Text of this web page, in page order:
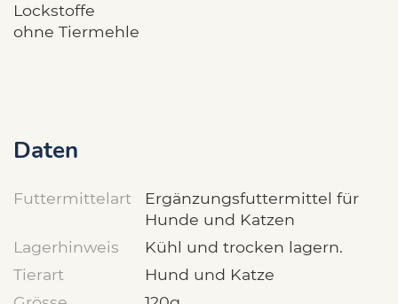
Lockstoffe
ohne Tiermehle
Daten
Futtermittelart
Ergänzungsfuttermittel für
Hunde und Katzen
Lagerhinweis
Kühl und trocken lagern.
Tierart
Hund und Katze